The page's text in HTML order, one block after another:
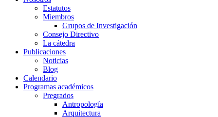
Estatutos
Miembros
Grupos de Investigación
Consejo Directivo
La cátedra
Publicaciones
Noticias
Blog
Calendario
Programas académicos
Pregrados
Antropología
Arquitectura